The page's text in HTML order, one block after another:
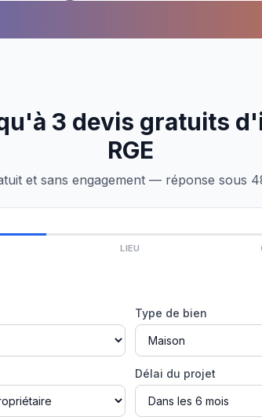
3 devis gratuits
RGE
et sans engagement — réponse sous
LIEU
Type de bien
Délai du projet